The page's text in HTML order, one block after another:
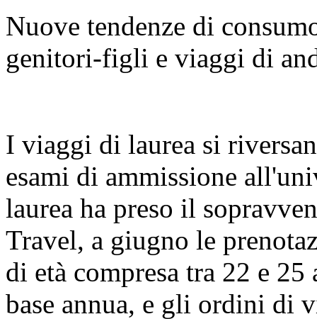
Nuove tendenze di
genitori-figli e viaggi di
I viaggi di laurea si
esami di ammissione
laurea ha preso il
Travel, a giugno le
di età compresa tra 22 e
base annua, e gli ordini di